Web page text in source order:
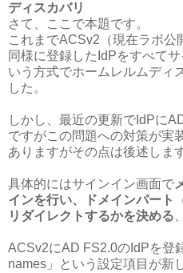
ディスカバリ
さて、ここで本題です。
これまでACSv2（現在ラボ公
同様に登録したIdPをすべて
いう方式でホームレルムディ
した。
しかし、最近の更新でIdPに
ですがこの問題への対策が実
ありますがその点は後述します
具体的にはサインイン画面で
インを行い、ドメインパート
リダイレクトするかを決める
ACSv2にAD FS2.0のIdPを登
names」という設定項目が新